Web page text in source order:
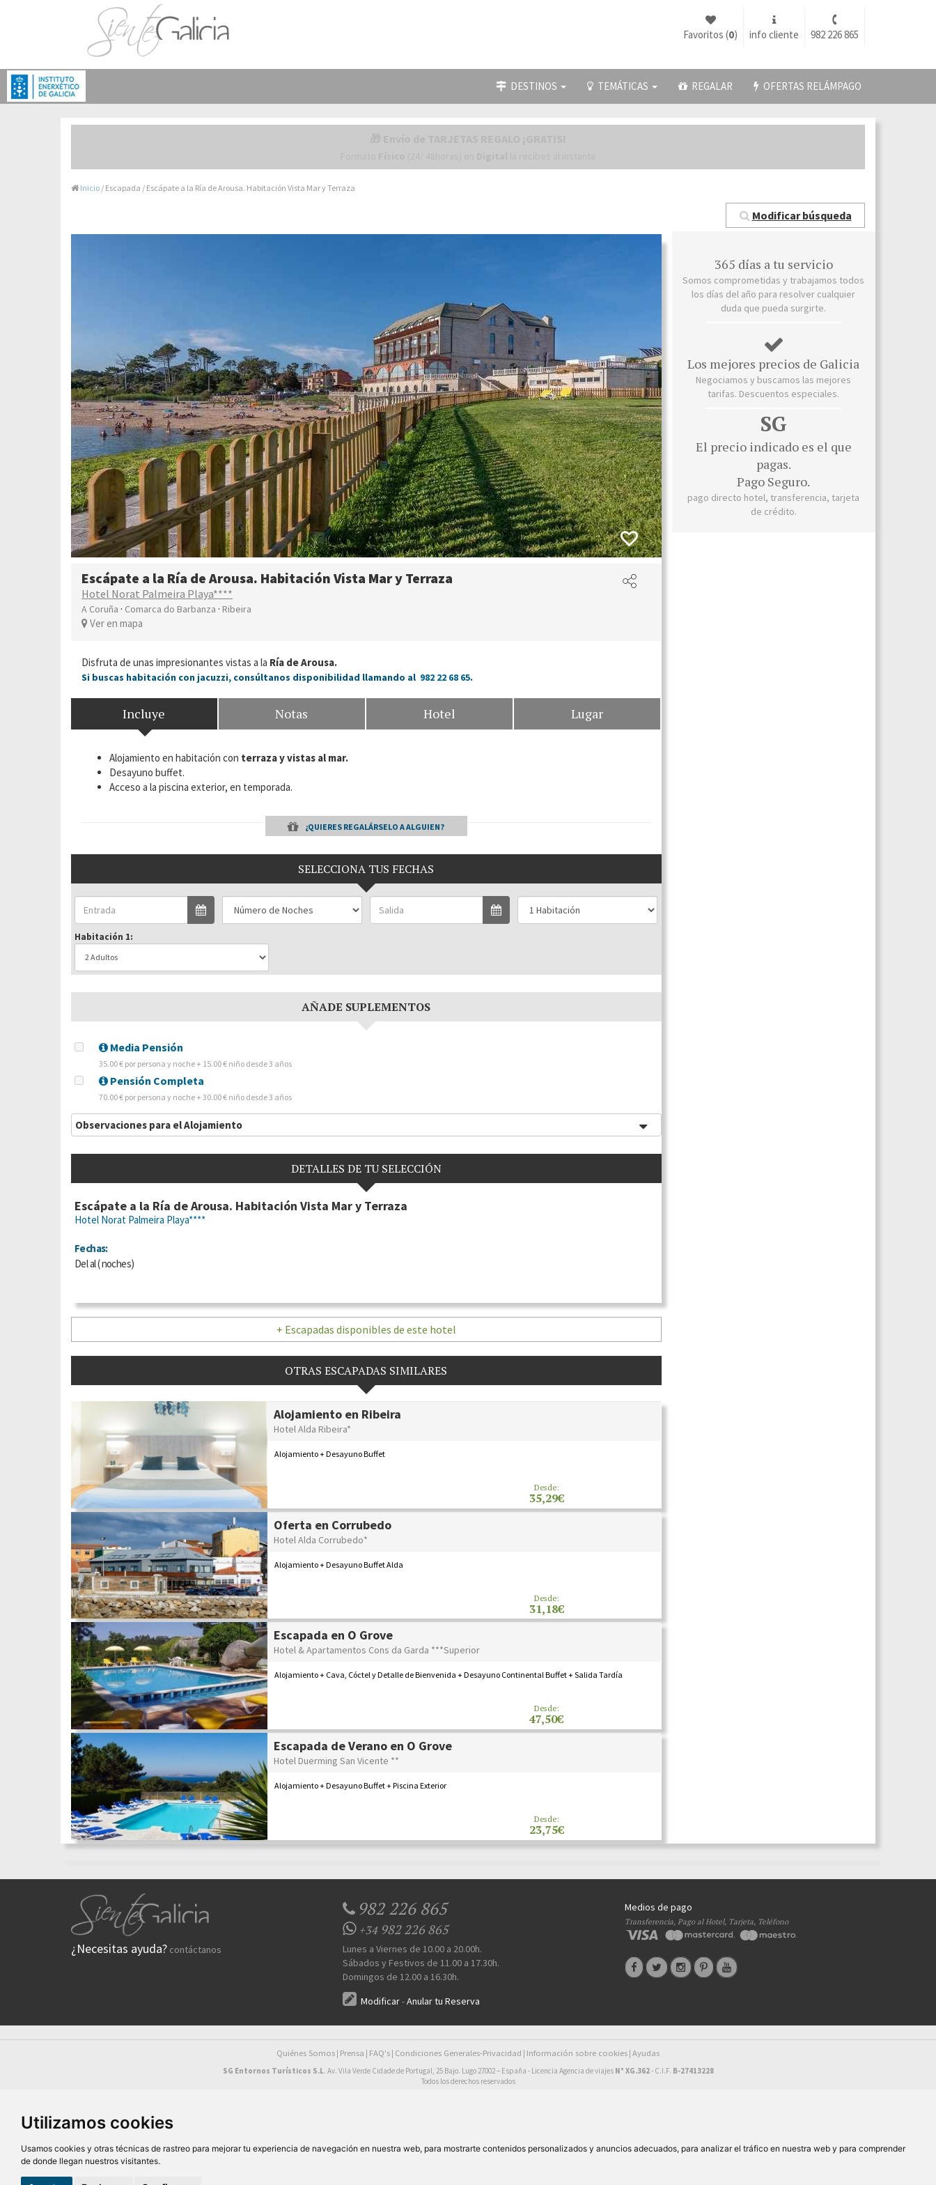
Utilizamos cookies
Usamos cookies y otras técnicas de rastreo para mejorar tu experiencia de navegación en nuestra web, para mostrarte contenidos personalizados y anuncios adecuados, para analizar el tráfico en nuestra web y para comprender
de donde llegan nuestros visitantes.
982 226 865
info cliente
Favoritos (0)
DESTINOS TEMÁTICAS REGALAR OFERTAS RELÁMPAGO
Inicio / Escapada / Escápate a la Ría de Arousa. Habitación Vista Mar y Terraza
Modificar búsqueda
Escápate a la Ría de Arousa. Habitación Vista Mar y Terraza
Hotel Norat Palmeira Playa****
A Coruña · Comarca do Barbanza · Ribeira
Ver en mapa
Disfruta de unas impresionantes vistas a la Ría de Arousa.
Si buscas habitación con jacuzzi, consúltanos disponibilidad llamando al 982 22 68 65.
Incluye Notas Hotel Lugar
Alojamiento en habitación con terraza yvistas al mar.
Desayuno buffet.
Acceso a la piscina exterior, en temporada.
¿QUIERES REGALÁRSELO A ALGUIEN?
SELECCIONA TUS FECHAS
Habitación 1:
AÑADE SUPLEMENTOS
Media Pensión
35.00 € por persona y noche + 15.00 € niño desde 3 años
Pensión Completa
70.00 € por persona y noche + 30.00 € niño desde 3 años
Observaciones para el Alojamiento
DETALLES DE TU SELECCIÓN
Escápate a la Ría de Arousa. Habitación Vista Mar y Terraza
Hotel Norat Palmeira Playa****
Fechas:
Delal(noches)
42,00€
+ Escapadas disponibles de este hotel
OTRAS ESCAPADAS SIMILARES
Alojamiento en Ribeira
Hotel Alda Ribeira*
Alojamiento + Desayuno Buffet
Desde:
35,29€
Oferta en Corrubedo
Hotel Alda Corrubedo*
Alojamiento + Desayuno Buffet Alda
Desde:
31,18€
Escapada en O Grove
Hotel & Apartamentos Cons da Garda ***Superior
Alojamiento + Cava, Cóctel y Detalle de Bienvenida + Desayuno Continental Buffet + Salida Tardía
Desde:
47,50€
Escapada de Verano en O Grove
Hotel Duerming San Vicente **
Alojamiento + Desayuno Buffet + Piscina Exterior
Desde:
23,75€
365 días a tu servicio
Somos comprometidas y trabajamos todos
los días del año para resolver cualquier
duda que pueda surgirte.
Los mejores precios de Galicia
Negociamos y buscamos las mejores
tarifas. Descuentos especiales.
SG
El precio indicado es el que
pagas.
Pago Seguro.
pago directo hotel, transferencia, tarjeta
de crédito.
¿Necesitas ayuda? contáctanos
982 226 865
+34982 226 865
Lunes a Viernes de 10.00 a 20.00h.
Sábados y Festivos de 11.00 a 17.30h.
Domingos de 12.00 a 16.30h.
Modificar-Anular tu Reserva
Medios de pago
Transferencia, Pago al Hotel, Tarjeta, Teléfono
Quiénes Somos | Prensa | FAQ's | Condiciones Generales-Privacidad | Información sobre cookies | Ayudas
SG Entornos Turísticos S.L. Av. Vila Verde Cidade de Portugal, 25 Bajo. Lugo 27002 – España - Licencia Agencia de viajes N° XG.362- C.I.F. B-27413228
Todos los derechos reservados